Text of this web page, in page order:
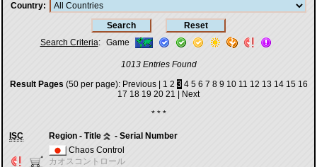
Country
Search Criteria: Game
1013 Entries Found
Result Pages (50 per page): Previous| 1 2 3 4 5 6 7 8 9 10 11 12 13 14 15 16
17 18 19 20 21
Next
* * *
ISC Region - Title
- Serial Number
Chaos Control
カオスコントロール